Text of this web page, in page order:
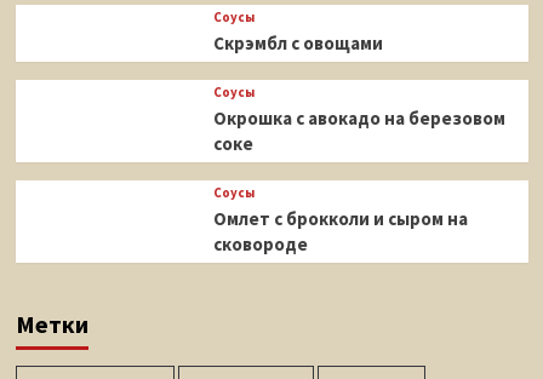
Соусы
Скрэмбл с овощами
Соусы
Окрошка с авокадо на березовом
соке
Соусы
Омлет с брокколи и сыром на
сковороде
Метки